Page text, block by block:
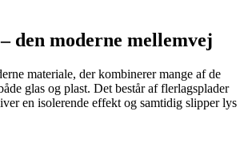
den moderne mellemvej
materiale, der kombinerer mange af de
glas og plast. Det består af flerlagsplader
en isolerende effekt og samtidig slipper lys